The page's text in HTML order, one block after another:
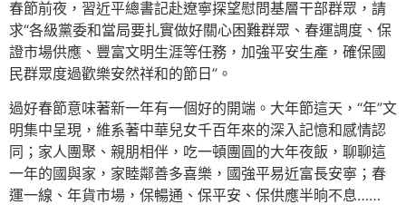
春節前夜，習近平總書記赴遼寧探望慰問基層干部群眾，請
求“各級黨委和當局要扎實做好關心困難群眾、春運調度、保
證市場供應、豐富文明生涯等任務，加強平安生產，確保國
民群眾度過歡樂安然祥和的節日”。
過好春節意味著新一年有一個好的開端。大年節這天，“年”文
明集中呈現，維系著中華兒女千百年來的深入記憶和感情認
同；家人團聚、親朋相伴，吃一頓團圓的大年夜飯，聊聊這
一年的國與家，家睦鄰善多喜樂，國強平易近富長安寧；春
運一線、年貨市場，保暢通、保平安、保供應半晌不息……